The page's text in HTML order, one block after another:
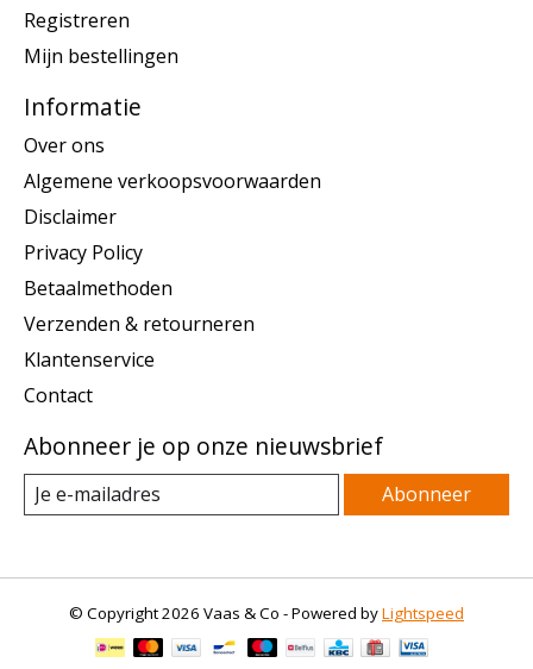
Registreren
Mijn bestellingen
Informatie
Over ons
Algemene verkoopsvoorwaarden
Disclaimer
Privacy Policy
Betaalmethoden
Verzenden & retourneren
Klantenservice
Contact
Abonneer je op onze nieuwsbrief
Abonneer
© Copyright 2026 Vaas & Co - Powered byLightspeed